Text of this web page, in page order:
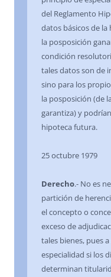
del Reglamento
datos básicos de
la posposición
condición
tales datos son de
sino para los
la posposición (de
garantiza) y
hipoteca futura.
25 octubre 1979
Derecho.- No es
partición de
el concepto o
exceso de
tales bienes, pues
especialidad si los
determinan